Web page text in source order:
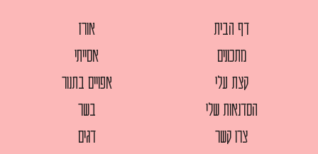
דף הבית
מתכונים
קצת עלי
הסדנאות שלי
צרו קשר
אורז
אסייתי
אפויים בתנור
בשר
דגים